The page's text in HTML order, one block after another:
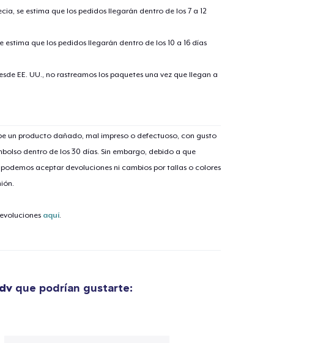
se estima que los pedidos llegarán dentro de los 7 a 12
estima que los pedidos llegarán dentro de los 10 a 16 días
EE. UU., no rastreamos los paquetes una vez que llegan a
un producto dañado, mal impreso o defectuoso, con gusto
dentro de los 30 días. Sin embargo, debido a que
aceptar devoluciones ni cambios por tallas o colores
aquí.
que podrían gustarte:
artículo añadido al carrito